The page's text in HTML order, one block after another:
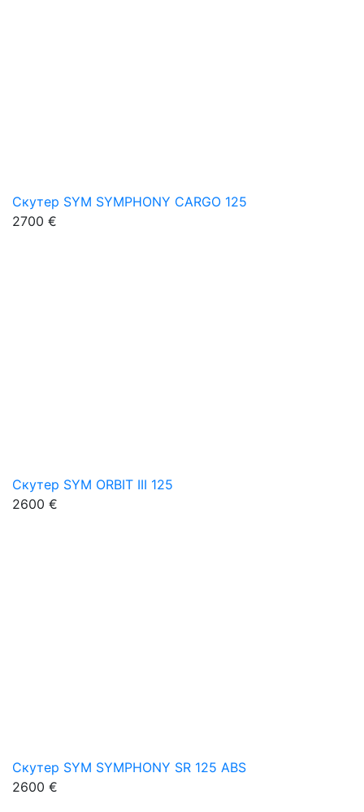
Скутер SYM SYMPHONY CARGO 125
2700 €
Скутер SYM ORBIT III 125
2600 €
Скутер SYM SYMPHONY SR 125 ABS
2600 €